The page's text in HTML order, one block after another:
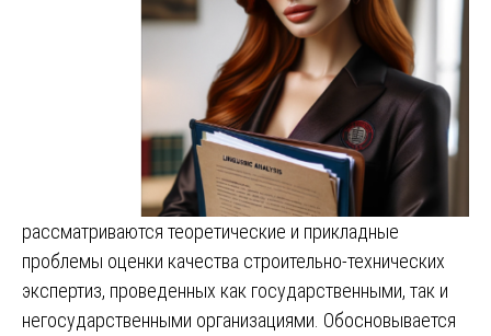
рассматриваются теоретические и прикладные
проблемы оценки качества строительно-технических
экспертиз, проведенных как государственными, так и
негосударственными организациями. Обосновывается